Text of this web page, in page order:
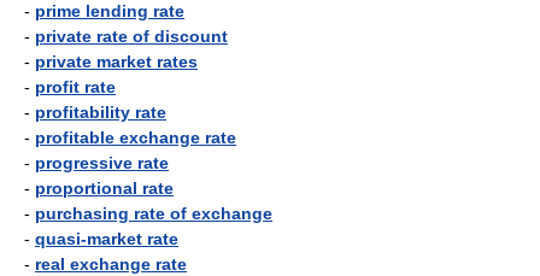
- prime lending rate
- private rate of discount
- private market rates
- profit rate
- profitability rate
- profitable exchange rate
- progressive rate
- proportional rate
- purchasing rate of exchange
- quasi-market rate
- real exchange rate